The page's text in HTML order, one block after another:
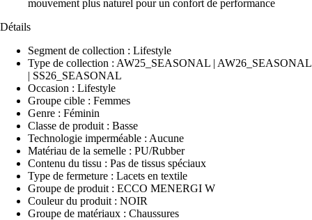
mouvement plus naturel pour un confort de performance
Détails
Segment de collection : Lifestyle
Type de collection : AW25_SEASONAL | AW26_SEASONAL
| SS26_SEASONAL
Occasion : Lifestyle
Groupe cible : Femmes
Genre : Féminin
Classe de produit : Basse
Technologie imperméable : Aucune
Matériau de la semelle : PU/Rubber
Contenu du tissu : Pas de tissus spéciaux
Type de fermeture : Lacets en textile
Groupe de produit : ECCO MENERGI W
Couleur du produit : NOIR
Groupe de matériaux : Chaussures